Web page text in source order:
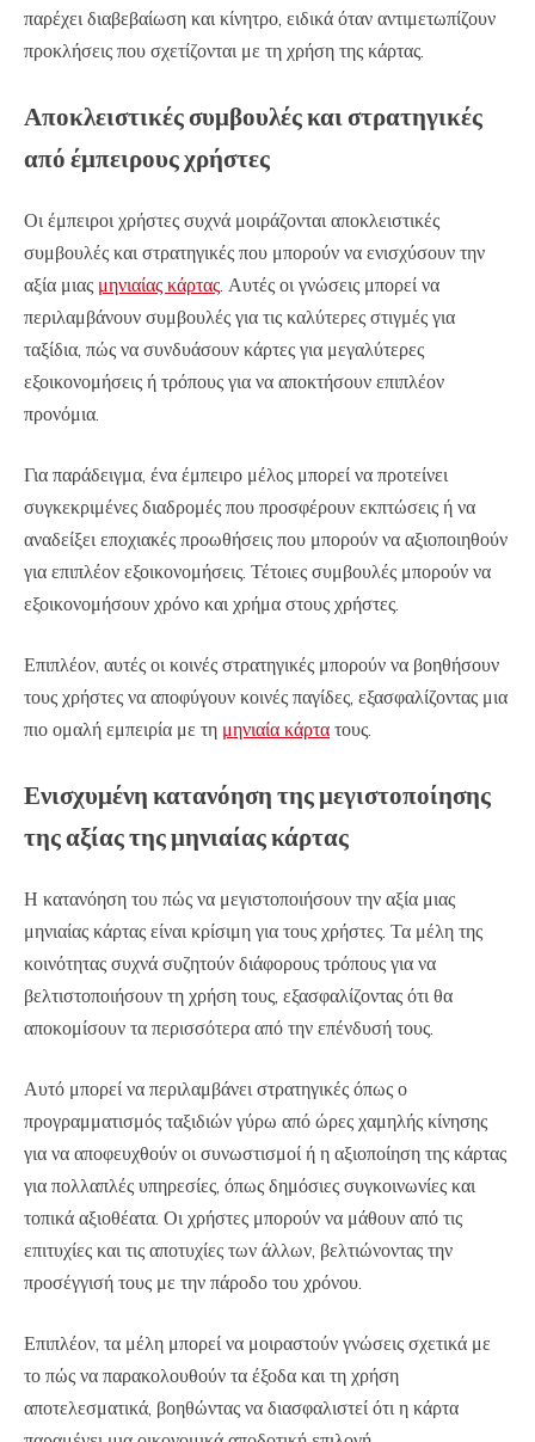
παρέχει διαβεβαίωση και κίνητρο, ειδικά όταν αντιμετωπίζουν
προκλήσεις που σχετίζονται με τη χρήση της κάρτας.
Αποκλειστικές συμβουλές και στρατηγικές
από έμπειρους χρήστες
Οι έμπειροι χρήστες συχνά μοιράζονται αποκλειστικές
συμβουλές και στρατηγικές που μπορούν να ενισχύσουν την
αξία μιας μηνιαίας κάρτας. Αυτές οι γνώσεις μπορεί να
περιλαμβάνουν συμβουλές για τις καλύτερες στιγμές για
ταξίδια, πώς να συνδυάσουν κάρτες για μεγαλύτερες
εξοικονομήσεις ή τρόπους για να αποκτήσουν επιπλέον
προνόμια.
Για παράδειγμα, ένα έμπειρο μέλος μπορεί να προτείνει
συγκεκριμένες διαδρομές που προσφέρουν εκπτώσεις ή να
αναδείξει εποχιακές προωθήσεις που μπορούν να αξιοποιηθούν
για επιπλέον εξοικονομήσεις. Τέτοιες συμβουλές μπορούν να
εξοικονομήσουν χρόνο και χρήμα στους χρήστες.
Επιπλέον, αυτές οι κοινές στρατηγικές μπορούν να βοηθήσουν
τους χρήστες να αποφύγουν κοινές παγίδες, εξασφαλίζοντας μια
πιο ομαλή εμπειρία με τη μηνιαία κάρτα τους.
Ενισχυμένη κατανόηση της μεγιστοποίησης
της αξίας της μηνιαίας κάρτας
Η κατανόηση του πώς να μεγιστοποιήσουν την αξία μιας
μηνιαίας κάρτας είναι κρίσιμη για τους χρήστες. Τα μέλη της
κοινότητας συχνά συζητούν διάφορους τρόπους για να
βελτιστοποιήσουν τη χρήση τους, εξασφαλίζοντας ότι θα
αποκομίσουν τα περισσότερα από την επένδυσή τους.
Αυτό μπορεί να περιλαμβάνει στρατηγικές όπως ο
προγραμματισμός ταξιδιών γύρω από ώρες χαμηλής κίνησης
για να αποφευχθούν οι συνωστισμοί ή η αξιοποίηση της κάρτας
για πολλαπλές υπηρεσίες, όπως δημόσιες συγκοινωνίες και
τοπικά αξιοθέατα. Οι χρήστες μπορούν να μάθουν από τις
επιτυχίες και τις αποτυχίες των άλλων, βελτιώνοντας την
προσέγγισή τους με την πάροδο του χρόνου.
Επιπλέον, τα μέλη μπορεί να μοιραστούν γνώσεις σχετικά με
το πώς να παρακολουθούν τα έξοδα και τη χρήση
αποτελεσματικά, βοηθώντας να διασφαλιστεί ότι η κάρτα